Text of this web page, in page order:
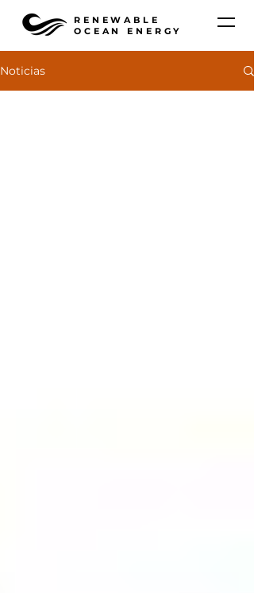
RENEWABLE
OCEAN ENERGY
Noticias